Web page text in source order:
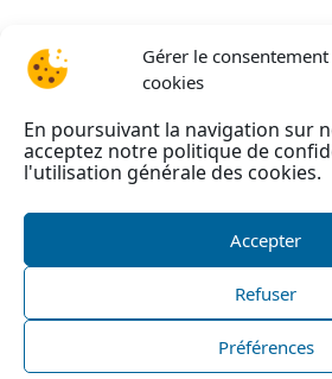
Gérer le
cookies
En poursuivant la navigation sur
acceptez notre politique de
l'utilisation générale des cookies.
Accepter
Refuser
Préférences
©AAEIRA2026 –Mentions
Politique de
contacter| Site internet réalisé